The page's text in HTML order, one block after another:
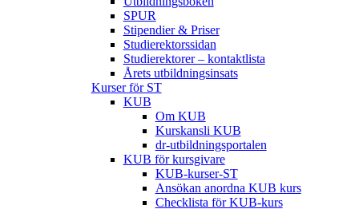
SPUR
Stipendier & Priser
Studierektorssidan
Studierektorer – kontaktlista
Årets utbildningsinsats
Kurser för ST
KUB
Om KUB
Kurskansli KUB
dr-utbildningsportalen
KUB för kursgivare
KUB-kurser-ST
Ansökan anordna KUB kurs
Checklista för KUB-kurs